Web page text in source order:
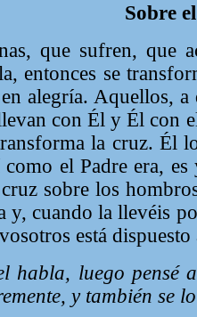
Sobre
que sufren, que
entonces se
alegría. Aquellos, a
con Él y Él con
la cruz. Él
el Padre era,
sobre los
y, cuando la llevéis
está
habla, luego pensé
y también se